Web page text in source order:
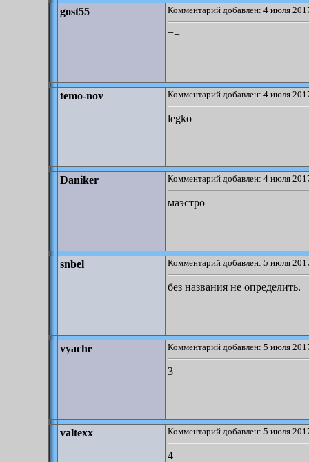
gost55 Комментарий добавлен: 4 июля
=+
temo-nov Комментарий добавлен: 4 июля
legko
Daniker Комментарий добавлен: 4 июля
маэстро
snbel Комментарий добавлен: 5 июля
без названия не определить.
vyache Комментарий добавлен: 5 июля
3
valtexx Комментарий добавлен: 5 июля
4